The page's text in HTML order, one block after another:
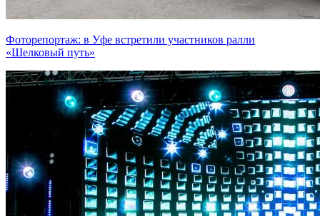
Фоторепортаж: в Уфе встретили участников ралли
«Шелковый путь»